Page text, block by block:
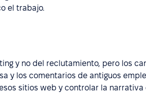
el trabajo.
y no del reclutamiento, pero los
y los comentarios de antiguos
sitios web y controlar la narrativa